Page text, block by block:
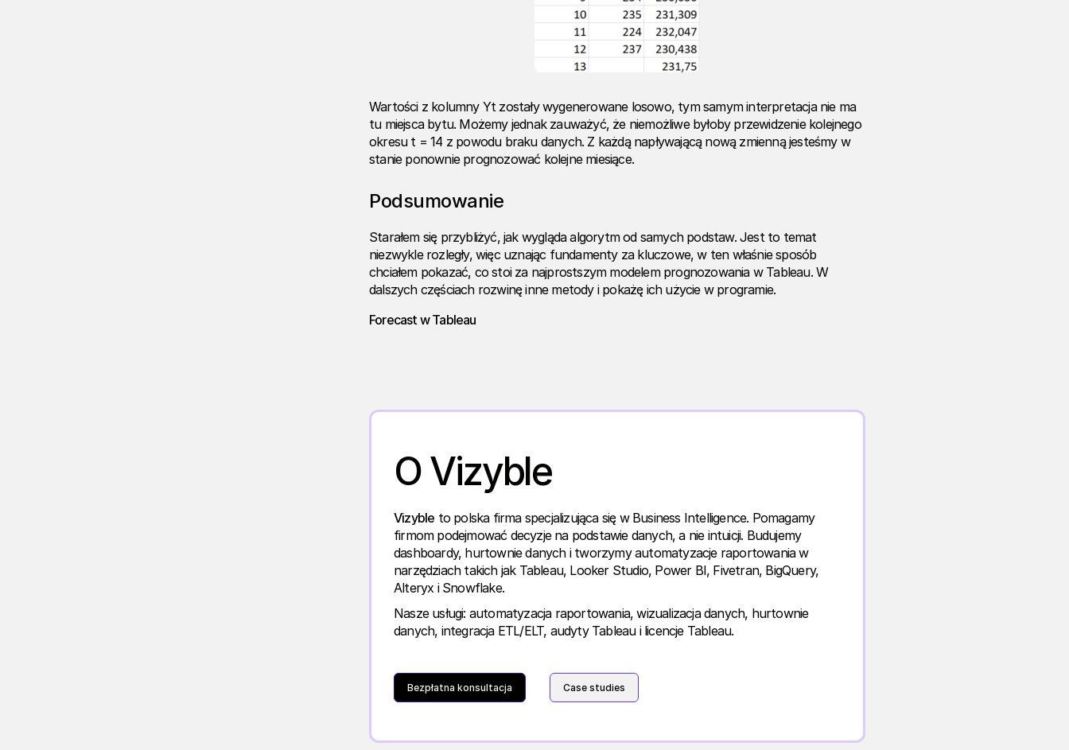
Wartości z kolumny Yt zostały wygenerowane losowo, tym samym interpretacja nie ma
tu miejsca bytu. Możemy jednak zauważyć, że niemożliwe byłoby przewidzenie kolejnego
okresu t = 14 z powodu braku danych. Z każdą napływającą nową zmienną jesteśmy w
stanie ponownie prognozować kolejne miesiące.
Podsumowanie
Starałem się przybliżyć, jak wygląda algorytm od samych podstaw. Jest to temat
niezwykle rozległy, więc uznając fundamenty za kluczowe, w ten właśnie sposób
chciałem pokazać, co stoi za najprostszym modelem prognozowania w Tableau. W
dalszych częściach rozwinę inne metody i pokażę ich użycie w programie.
Forecast w Tableau
O Vizyble
Vizyble to polska firma specjalizująca się w Business Intelligence. Pomagamy
firmom podejmować decyzje na podstawie danych, a nie intuicji. Budujemy
dashboardy, hurtownie danych i tworzymy automatyzacje raportowania w
narzędziach takich jak Tableau, Looker Studio, Power BI, Fivetran, BigQuery,
Alteryx i Snowflake.
Nasze usługi: automatyzacja raportowania, wizualizacja danych, hurtownie
danych, integracja ETL/ELT, audyty Tableau i licencje Tableau.
Bezpłatna konsultacja Case studies